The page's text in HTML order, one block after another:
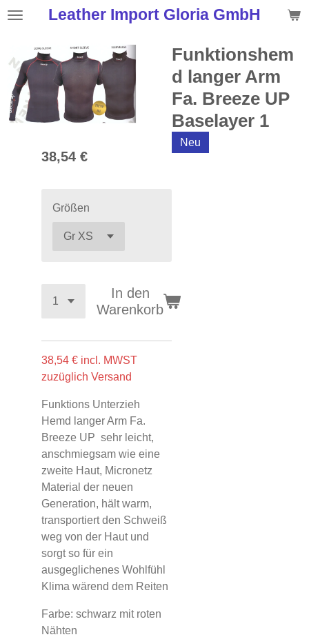
Zum
springen
Leather Import Gloria GmbH
Funktionshem
d langer Arm
Fa. Breeze UP
Baselayer 1
Neu
38,54 €
Größen
In den
Warenkorb
38,54 € incl. MWST
zuzüglich Versand
Funktions Unterzieh
Hemd langer Arm Fa.
Breeze UP sehr leicht,
anschmiegsam wie eine
zweite Haut, Micronetz
Material der neuen
Generation, hält warm,
transportiert den Schweiß
weg von der Haut und
sorgt so für ein
ausgeglichenes Wohlfühl
Klima wärend dem Reiten
Farbe: schwarz mit roten
Nähten